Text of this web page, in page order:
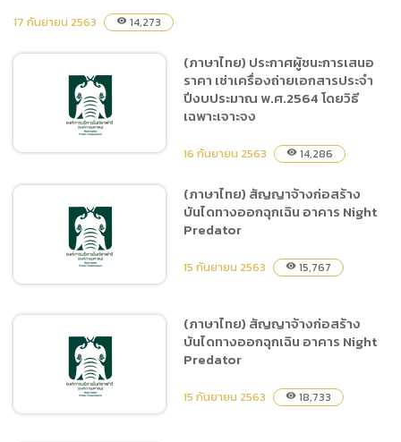
(ภาษาไทย) ประกาศผู้ชนะการ
จัดกิจกรรมการแสดงโชว์ของ
เชียงใหม่ไนท์ซาฟารี ตั้งแต่วัน
ที่ 1 ตุลาคม 2563 – 30
กันยายน 2564 ด้วยวิธี
(e-bidding)
17 กันยายน 2563 visibility 14,273
(ภาษาไทย) ประกาศผู้ชนะการ
เสนอราคา เช่าเครื่องถ่าย
เอกสารประจำปีงบประมาณ
พ.ศ.2564 โดยวิธีเฉพาะ
(ภาษาไทย) ประกาศผู้ชนะการเสนอ
ราคา เช่าเครื่องถ่ายเอกสารประจำ
ปีงบประมาณ พ.ศ.2564 โดยวิธี
เฉพาะเจาะจง
16 กันยายน 2563 visibility 14,286
(ภาษาไทย) สัญญาจ้าง
ก่อสร้างบันไดทางออกฉุกเฉิน
อาคาร Night Predator
(ภาษาไทย) สัญญาจ้างก่อสร้าง
บันไดทางออกฉุกเฉิน อาคาร Night
Predator
15 กันยายน 2563 visibility 15,767
(ภาษาไทย) สัญญาจ้างก่อสร้าง
บันไดทางออกฉุกเฉิน อาคาร Night
Predator
15 กันยายน 2563 visibility 18,733